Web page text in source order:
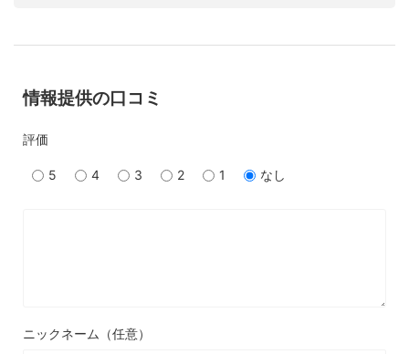
情報提供の口コミ
評価
5 4 3 2 1 なし
ニックネーム（任意）